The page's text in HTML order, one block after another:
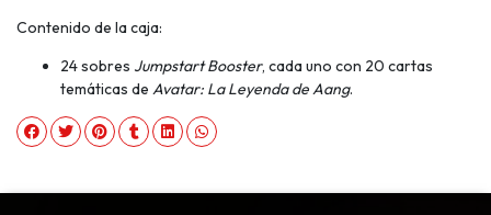
Contenido de la caja:
24 sobres Jumpstart Booster, cada uno con 20 cartas
temáticas de Avatar: La Leyenda de Aang.